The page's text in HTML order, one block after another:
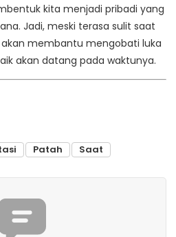
kita menjadi pribadi yang
Jadi, meski terasa sulit saat
membantu mengobati luka
akan datang pada waktunya.
Patah Saat